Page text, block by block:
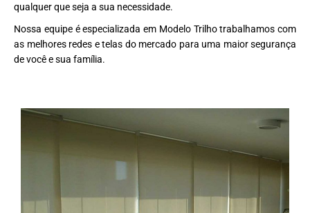
qualquer que seja a sua necessidade.
Nossa equipe é especializada em Modelo Trilho trabalhamos com
as melhores redes e telas do mercado para uma maior segurança
de você e sua família.